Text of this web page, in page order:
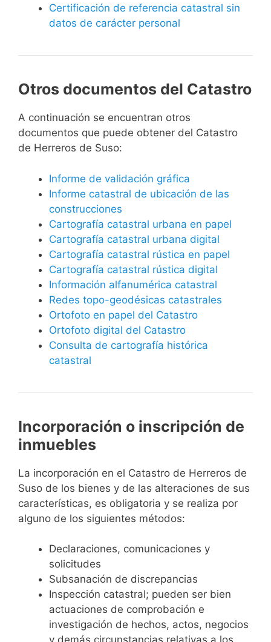
Certificación de referencia catastral sin
datos de carácter personal
Otros documentos del Catastro
A continuación se encuentran otros
documentos que puede obtener del Catastro
de Herreros de Suso:
Informe de validación gráfica
Informe catastral de ubicación de las
construcciones
Cartografía catastral urbana en papel
Cartografía catastral urbana digital
Cartografía catastral rústica en papel
Cartografía catastral rústica digital
Información alfanumérica catastral
Redes topo-geodésicas catastrales
Ortofoto en papel del Catastro
Ortofoto digital del Catastro
Consulta de cartografía histórica
catastral
Incorporación o inscripción de
inmuebles
La incorporación en el Catastro de Herreros de
Suso de los bienes y de las alteraciones de sus
características, es obligatoria y se realiza por
alguno de los siguientes métodos:
Declaraciones, comunicaciones y
solicitudes
Subsanación de discrepancias
Inspección catastral; pueden ser bien
actuaciones de comprobación e
investigación de hechos, actos, negocios